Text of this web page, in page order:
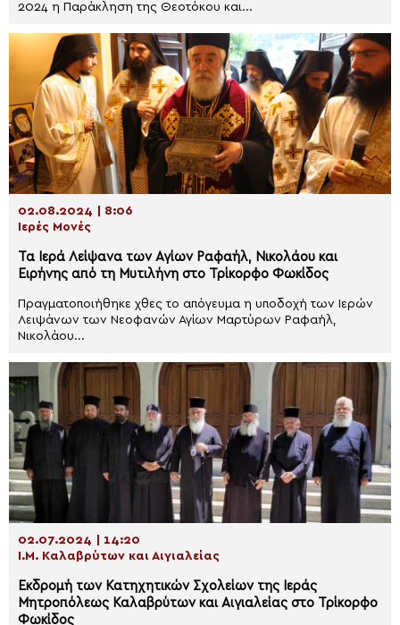
2024 η Παράκληση της Θεοτόκου και...
02.08.2024 | 8:06
Ιερές Μονές
Τα Ιερά Λείψανα των Αγίων Ραφαήλ, Νικολάου και
Ειρήνης από τη Μυτιλήνη στο Τρίκορφο Φωκίδος
Πραγματοποιήθηκε χθες το απόγευμα η υποδοχή των Ιερών
Λειψάνων των Νεοφανών Αγίων Μαρτύρων Ραφαήλ,
Νικολάου...
02.07.2024 | 14:20
Ι.Μ. Καλαβρύτων και Αιγιαλείας
Εκδρομή των Κατηχητικών Σχολείων της Ιεράς
Μητροπόλεως Καλαβρύτων και Αιγιαλείας στο Τρίκορφο
Φωκίδος